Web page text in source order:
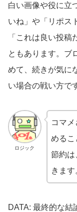
白い画像や役に立
いね」や「リポス
「これは良い投
ともあります。ブ
めて、続きが気に
い場合の戦い方で
ロジック
コマ
めるこ
節約は
きます
DATA: 最終的な